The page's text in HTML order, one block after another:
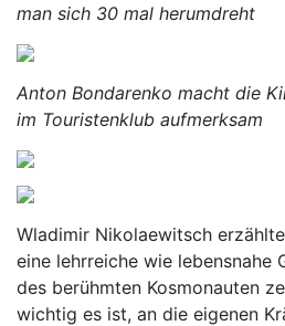
man sich 30 mal herumdreht
Anton Bondarenko macht die
im Touristenklub aufmerksam
Wladimir Nikolaewitsch
eine lehrreiche wie lebensnahe
des berühmten Kosmonauten
wichtig es ist, an die eigenen